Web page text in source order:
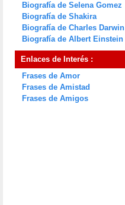
Biografía de Selena Gomez
Biografía de Shakira
Biografía de Charles Darwin
Biografía de Albert Einstein
Enlaces de Interés :
Frases de Amor
Frases de Amistad
Frases de Amigos